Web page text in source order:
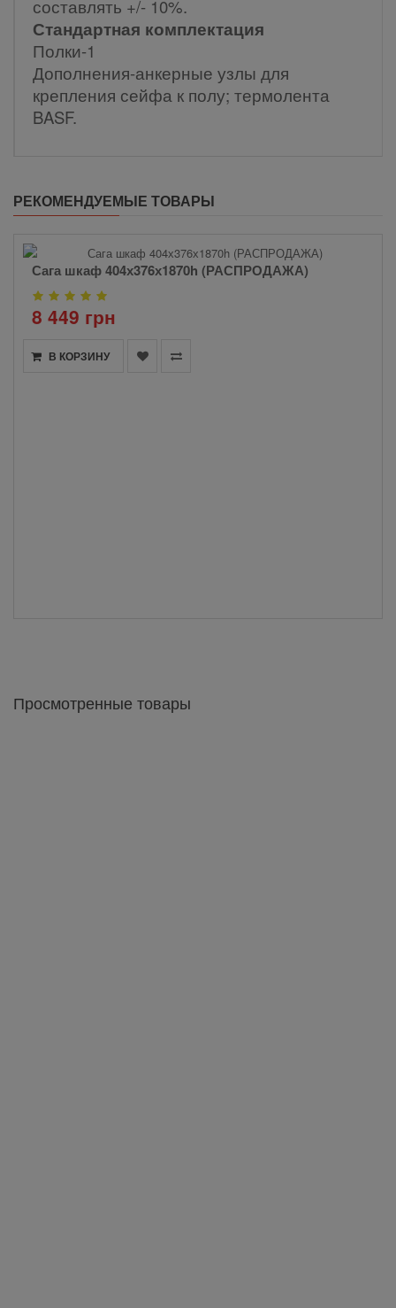
составлять +/- 10%.
Стандартная комплектация
Полки-1
Дополнения-анкерные узлы для
крепления сейфа к полу; термолента
BASF.
РЕКОМЕНДУЕМЫЕ ТОВАРЫ
Сага шкаф 404х376х1870h (РАСПРОДАЖА)
8 449 грн
В КОРЗИНУ
Просмотренные товары